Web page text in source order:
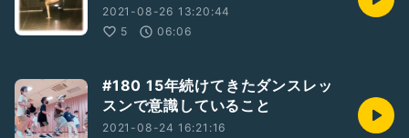
2021-08-26 13:20:44
5
06:06
#180 15年続けてきたダンスレッ
スンで意識していること
2021-08-24 16:21:16